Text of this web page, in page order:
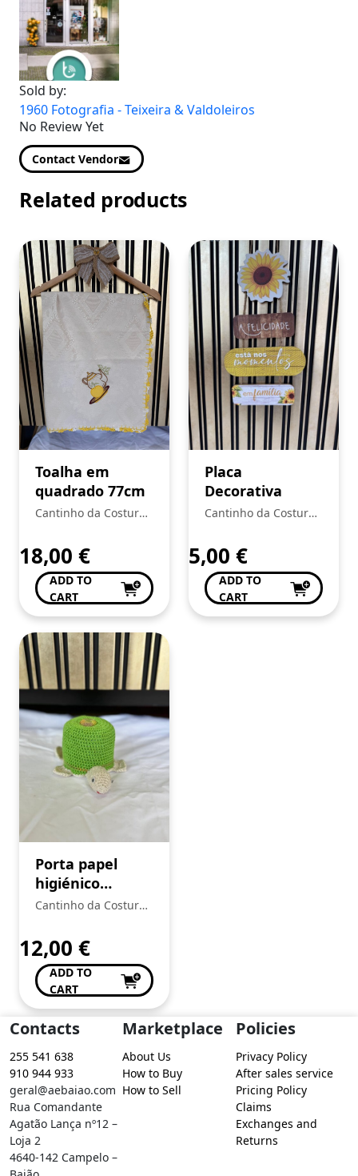
Sold by:
1960 Fotografia - Teixeira & Valdoleiros
No Review Yet
Contact Vendor
Related products
Toalha em
quadrado 77cm
Cantinho da Costura
18,00 €
ADD TO
CART
Placa
Decorativa
Cantinho da Costura
5,00 €
ADD TO
CART
Porta papel
higiénico
Tartaruga
Cantinho da Costura
12,00 €
ADD TO
CART
Contacts
255 541 638
910 944 933
geral@aebaiao.com
Rua Comandante
Agatão Lança nº12 –
Loja 2
4640-142 Campelo –
Marketplace
About Us
How to Buy
How to Sell
Policies
Privacy Policy
After sales service
Pricing Policy
Claims
Exchanges and
Returns